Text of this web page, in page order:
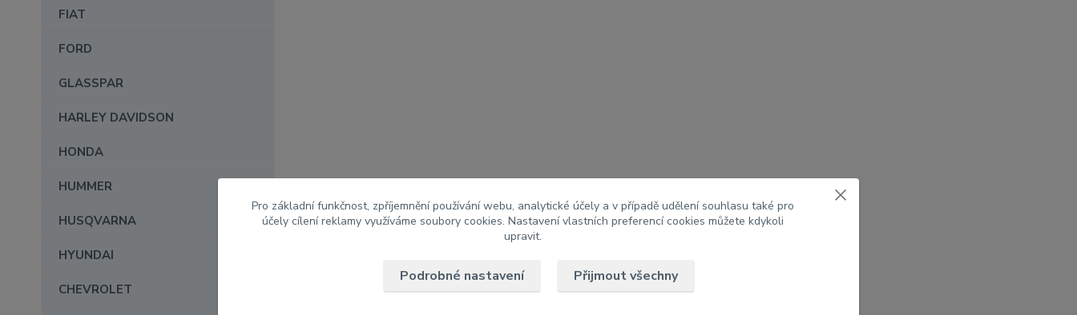
FIAT
FORD
GLASSPAR
HARLEY DAVIDSON
HONDA
HUMMER
HUSQVARNA
HYUNDAI
CHEVROLET
Pro základní funkčnost, zpříjemnění používání webu, analytické účely a v případě udělení souhlasu také pro
účely cílení reklamy využíváme soubory cookies. Nastavení vlastních preferencí cookies můžete kdykoli
upravit.
Podrobné nastavení Přijmout všechny